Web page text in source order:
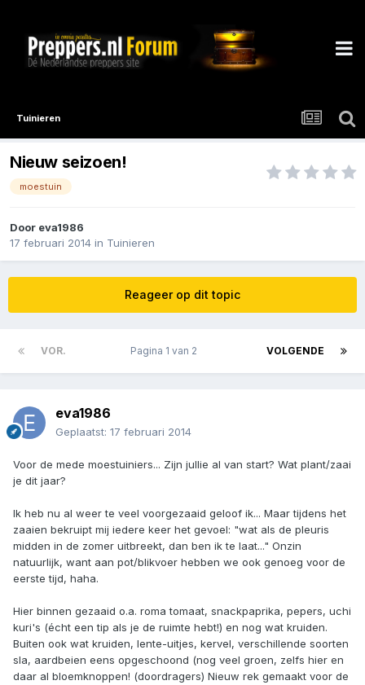
Tuinieren
Nieuw seizoen!
moestuin
Door eva1986
17 februari 2014 in Tuinieren
Reageer op dit topic
VOR. VOLGENDE
Pagina 1 van 2
eva1986
Geplaatst: 17 februari 2014
Voor de mede moestuiniers... Zijn jullie al van start? Wat plant/zaai
je dit jaar?
Ik heb nu al weer te veel voorgezaaid geloof ik... Maar tijdens het
zaaien bekruipt mij iedere keer het gevoel: "wat als de pleuris
midden in de zomer uitbreekt, dan ben ik te laat..." Onzin
natuurlijk, want aan pot/blikvoer hebben we ook genoeg voor de
eerste tijd, haha.
Hier binnen gezaaid o.a. roma tomaat, snackpaprika, pepers, uchi
kuri's (écht een tip als je de ruimte hebt!) en nog wat kruiden.
Buiten ook wat kruiden, lente-uitjes, kervel, verschillende soorten
sla, aardbeien eens opgeschoond (nog veel groen, zelfs hier en
daar al bloemknoppen! (doordragers) Nieuw rek gemaakt voor de